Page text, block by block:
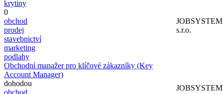
krytiny
0
obchod
prodej
stavebnictví
marketing
podlahy
JOBSYSTEM
s.r.o.
Obchodní manažer pro klíčové zákazníky (Key
Account Manager)
dohodou
obchod
JOBSYSTEM